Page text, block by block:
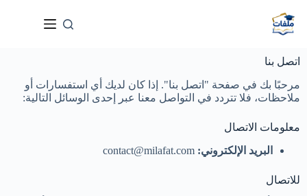
اتصل بنا
مرحبًا بك في صفحة "اتصل بنا". إذا كان لديك أي استفسارات أو
ملاحظات، فلا تتردد في التواصل معنا عبر إحدى الوسائل التالية:
معلومات الاتصال
البريد الإلكتروني:
للاتصال